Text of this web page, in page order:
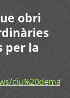
obri
per la